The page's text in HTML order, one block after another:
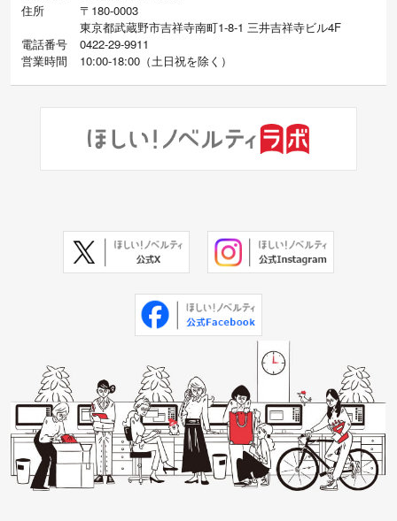
住所
〒180-0003
東京都武蔵野市吉祥寺南町1-8-1 三井吉祥寺ビル4F
電話番号
0422-29-9911
営業時間
10:00-18:00（土日祝を除く）